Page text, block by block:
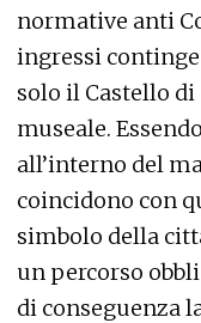
normative anti
ingressi
solo il Castello
museale.
all’interno del
coincidono con
simbolo della
un percorso
di conseguenza